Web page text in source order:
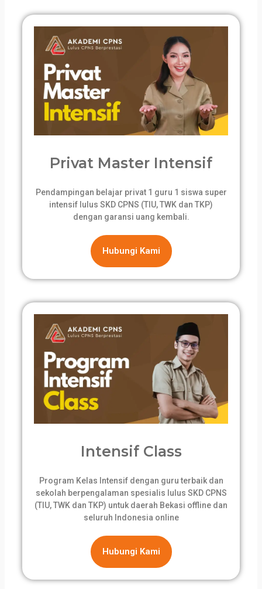
Privat Master Intensif
Pendampingan belajar privat 1 guru 1 siswa super
intensif lulus SKD CPNS (TIU, TWK dan TKP)
dengan garansi uang kembali.
Hubungi Kami
Intensif Class
Program Kelas Intensif dengan guru terbaik dan
sekolah berpengalaman spesialis lulus SKD CPNS
(TIU, TWK dan TKP) untuk daerah Bekasi offline dan
seluruh Indonesia online
Hubungi Kami